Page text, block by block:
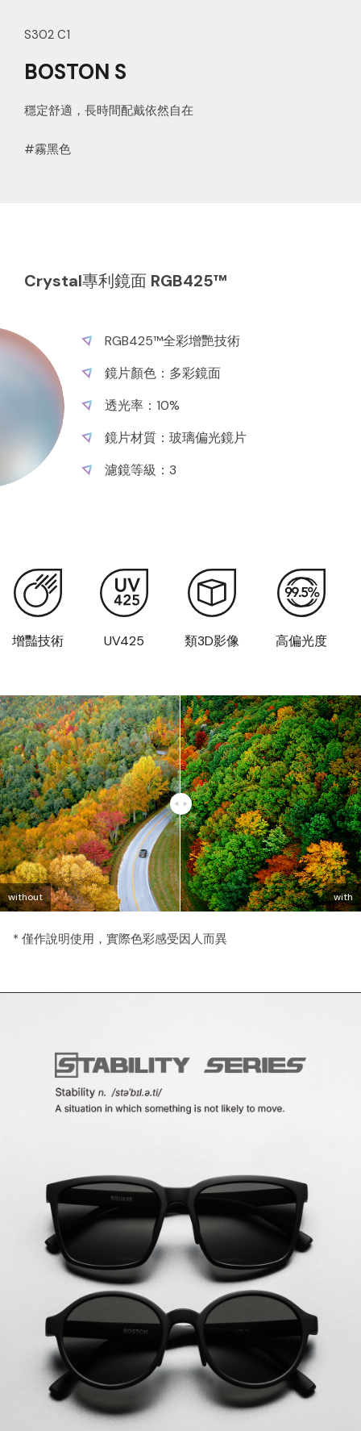
S302 C1
BOSTON S
穩定舒適，長時間配戴依然自在
#霧黑色
Crystal專利鏡面 RGB425™
RGB425™全彩增艷技術
鏡片顏色：多彩鏡面
透光率：10%
鏡片材質：玻璃偏光鏡片
濾鏡等級：3
增豔技術 UV425 類3D影像 高偏光度
with
without
* 僅作說明使用，實際色彩感受因人而異
冥王星Pluto R425™
R425™增艷技術
鏡片顏色：經典灰片
透光率：11%
鏡片材質：玻璃偏光鏡片
濾鏡等級：3
增豔技術 UV425 類3D影像 高偏光度
with
without
* 僅作說明使用，實際色彩感受因人而異
水星Mercury R425™
R425™增艷技術
鏡片顏色：銀色鏡面
透光率：10%
鏡片材質：玻璃偏光鏡片
濾鏡等級：3
增豔技術 UV425 類3D影像 高偏光度
with
without
* 僅作說明使用，實際色彩感受因人而異
地球Earth R425™
R425™增艷技術
鏡片顏色：海洋藍鏡面
透光率：11%
鏡片材質：玻璃偏光鏡片
濾鏡等級：3
增豔技術 UV425 類3D影像 高偏光度
with
without
* 僅作說明使用，實際色彩感受因人而異